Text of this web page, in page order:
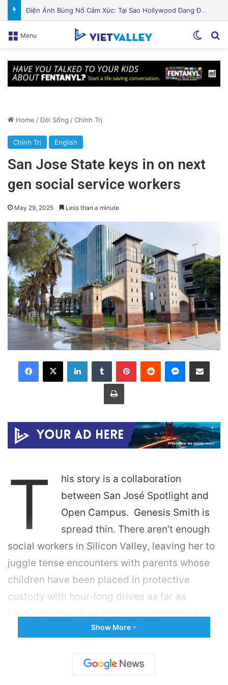
Puerto Rico Bắt Đầu Cắt Giảm Nước Giữa Cuộc Khủng Hoảng Hạn Hán: “Thật Khắc Nghiệt”
Menu
Home /Đời Sống /Chính Trị
Chính Trị English
San Jose State keys in on next
gen social service workers
May 29, 2025 Less than a minute
LinkedInTumblr PinterestReddit Messenger
Share via Email
Print
T
his story is a collaboration
between San José Spotlight and
Open Campus. Genesis Smith is
spread thin. There aren’t enough
social workers in Silicon Valley, leaving her to
juggle tense encounters with parents whose
children have been placed in protective
custody with hour-long drives as far as
love your job, you will never work a day in
But I’m not going to pretend it’s not
Show More